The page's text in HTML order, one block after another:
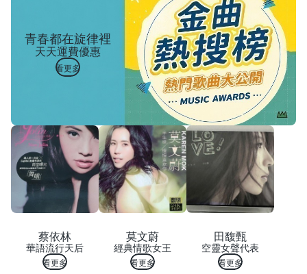
青春都在旋律裡
天天運費優惠
看更多
蔡依林
華語流行天后
看更多
莫文蔚
經典情歌女王
看更多
田馥甄
空靈女聲代表
看更多